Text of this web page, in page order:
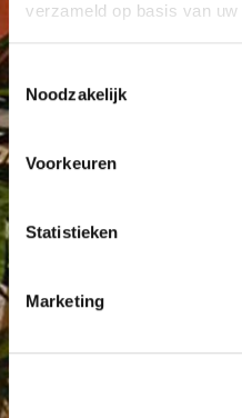
verzameld op basis van
Noodzakelijk
Voorkeuren
Statistieken
Marketing